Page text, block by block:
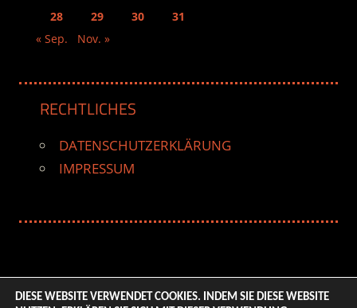
28
29 30
31
« Sep.
Nov. »
RECHTLICHES
DATENSCHUTZERKLÄRUNG
IMPRESSUM
DIESE WEBSITE VERWENDET COOKIES. INDEM SIE DIESE WEBSITE